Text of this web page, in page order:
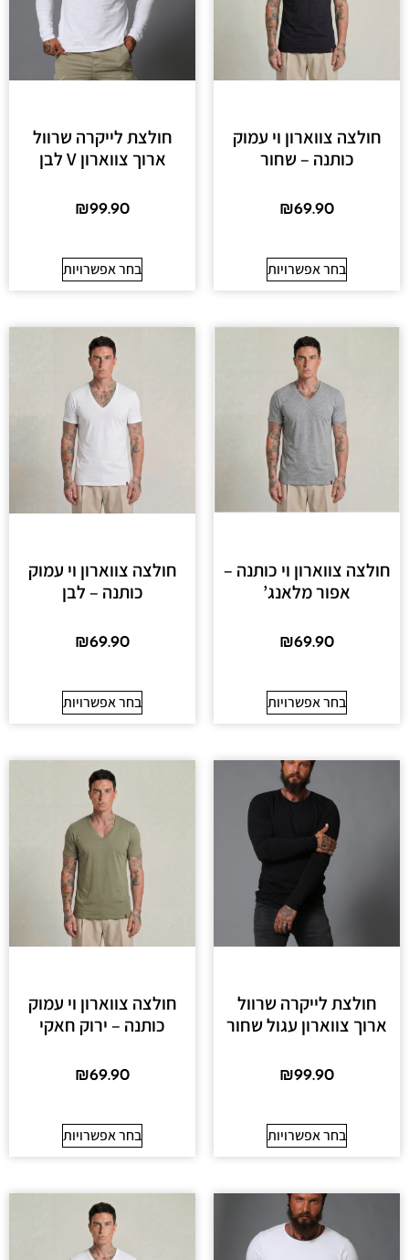
חולצה צווארון וי עמוק
כותנה – שחור
₪69.90
בחר אפשרויות
חולצת לייקרה שרוול
ארוך צווארון V לבן
₪99.90
בחר אפשרויות
חולצה צווארון וי כותנה –
אפור מלאנג’
₪69.90
בחר אפשרויות
חולצה צווארון וי עמוק
כותנה – לבן
₪69.90
בחר אפשרויות
חולצת לייקרה שרוול
ארוך צווארון עגול שחור
₪99.90
בחר אפשרויות
חולצה צווארון וי עמוק
כותנה – ירוק חאקי
₪69.90
בחר אפשרויות